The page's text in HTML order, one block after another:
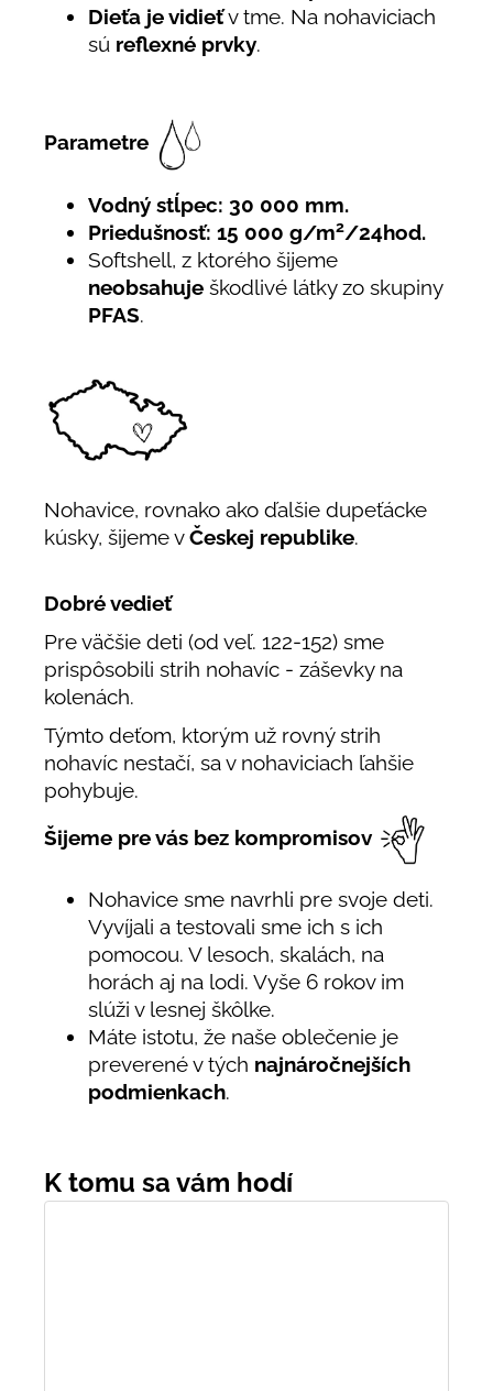
Dieťa je vidieťv tme. Na nohaviciach
sú reflexné prvky.
Parametre
Vodný stĺpec: 30 000 mm.
Priedušnosť: 15 000 g/m2/24hod.
Softshell, z ktorého šijeme
neobsahuje škodlivé látky zo skupiny
PFAS.
Nohavice, rovnako ako ďalšie dupeťácke
kúsky, šijeme vČeskej republike.
Dobré vedieť
Pre väčšie deti (od veľ. 122-152) sme
prispôsobili strih nohavíc - záševky na
kolenách.
Týmto deťom, ktorým už rovný strih
nohavíc nestačí, sa v nohaviciach ľahšie
pohybuje.
Šijeme pre vás bez kompromisov
Nohavice sme navrhli pre svoje deti.
Vyvíjali a testovali sme ich s ich
pomocou. V lesoch, skalách, na
horách aj na lodi. Vyše 6 rokov im
slúži v lesnej škôlke.
Máte istotu, že naše oblečenie je
preverené v tých najnáročnejších
podmienkach.